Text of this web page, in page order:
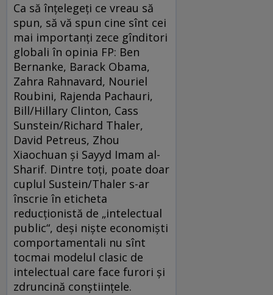
Ca să înţelegeţi ce vreau să
spun, să vă spun cine sînt cei
mai importanţi zece gînditori
globali în opinia FP: Ben
Bernanke, Barack Obama,
Zahra Rahnavard, Nouriel
Roubini, Rajenda Pachauri,
Bill/Hillary Clinton, Cass
Sunstein/Richard Thaler,
David Petreus, Zhou
Xiaochuan şi Sayyd Imam al-
Sharif. Dintre toţi, poate doar
cuplul Sustein/Thaler s-ar
înscrie în eticheta
reducţionistă de „intelectual
public“, deşi nişte economişti
comportamentali nu sînt
tocmai modelul clasic de
intelectual care face furori şi
zdruncină conştiinţele.